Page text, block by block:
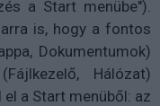
a Start menübe").
is, hogy a fontos
Dokumentumok)
Hálózat)
a Start menüből: az